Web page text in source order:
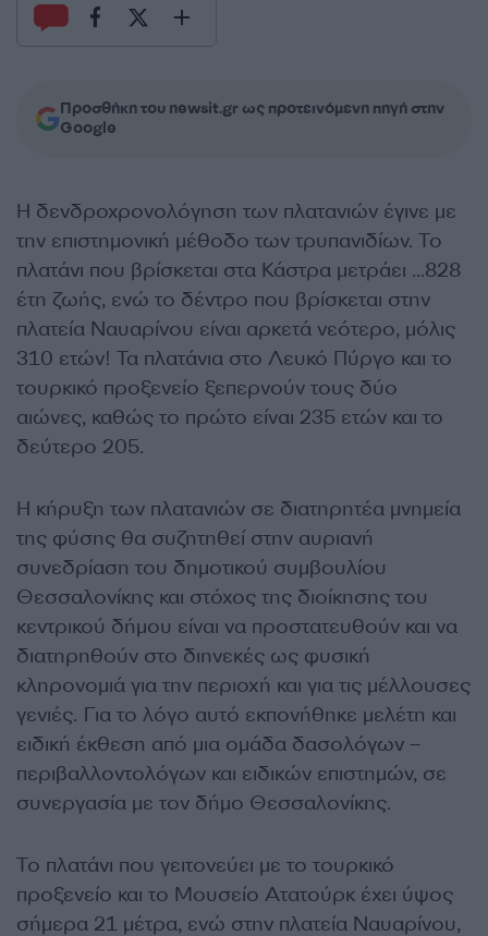
Προσθήκη του newsit.gr ως προτεινόμενη πηγή στην
Google
Η δενδροχρονολόγηση των πλατανιών έγινε με
την επιστημονική μέθοδο των τρυπανιδίων. Το
πλατάνι που βρίσκεται στα Κάστρα μετράει …828
έτη ζωής, ενώ το δέντρο που βρίσκεται στην
πλατεία Ναυαρίνου είναι αρκετά νεότερο, μόλις
310 ετών! Τα πλατάνια στο Λευκό Πύργο και το
τουρκικό προξενείο ξεπερνούν τους δύο
αιώνες, καθώς το πρώτο είναι 235 ετών και το
δεύτερο 205.
Η κήρυξη των πλατανιών σε διατηρητέα μνημεία
της φύσης θα συζητηθεί στην αυριανή
συνεδρίαση του δημοτικού συμβουλίου
Θεσσαλονίκης και στόχος της διοίκησης του
κεντρικού δήμου είναι να προστατευθούν και να
διατηρηθούν στο διηνεκές ως φυσική
κληρονομιά για την περιοχή και για τις μέλλουσες
γενιές. Για το λόγο αυτό εκπονήθηκε μελέτη και
ειδική έκθεση από μια ομάδα δασολόγων –
περιβαλλοντολόγων και ειδικών επιστημών, σε
συνεργασία με τον δήμο Θεσσαλονίκης.
Το πλατάνι που γειτονεύει με το τουρκικό
προξενείο και το Μουσείο Ατατούρκ έχει ύψος
σήμερα 21 μέτρα, ενώ στην πλατεία Ναυαρίνου,